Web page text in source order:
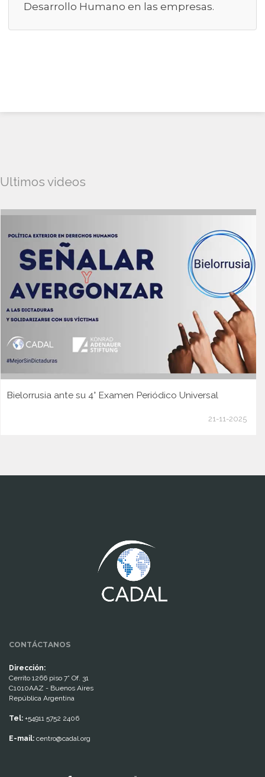
Desarrollo Humano en las empresas.
Ultimos videos
Bielorrusia ante su 4° Examen Periódico Universal
21-11-2025
CONTÁCTANOS
Dirección:
Cerrito 1266 piso 7° Of. 31
C1010AAZ - Buenos Aires
República Argentina
Tel: +54911 5752 2406
E-mail: centro@cadal.org